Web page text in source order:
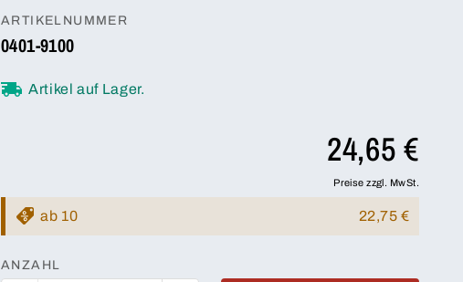
ARTIKELNUMMER
0401-9100
Artikel auf Lager.
24,65 €
Preise zzgl. MwSt.
ab 10 22,75 €
ANZAHL